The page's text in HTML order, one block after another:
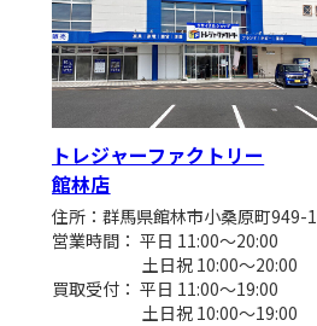
トレジャーファクトリー
館林店
住所：群馬県館林市小桑原町949-1
営業時間： 平日 11:00～20:00
土日祝 10:00～20:00
買取受付： 平日 11:00～19:00
土日祝 10:00～19:00